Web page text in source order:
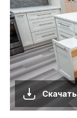
Скачать